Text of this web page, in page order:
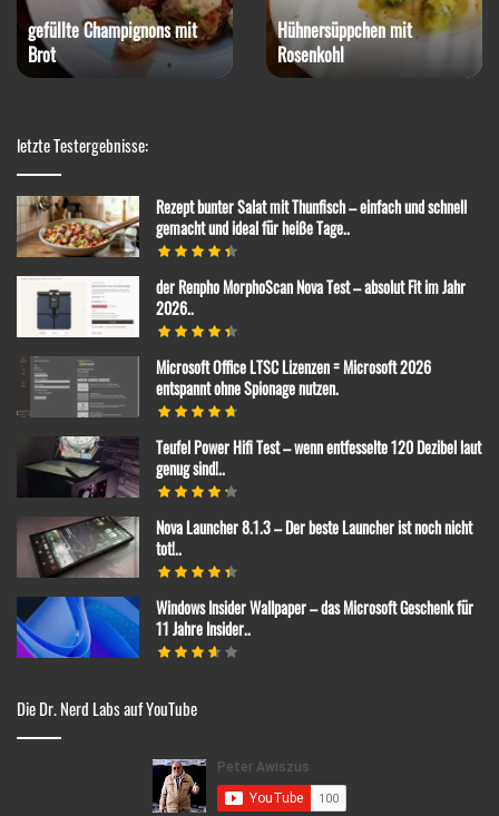
gefüllte Champignons mit
Brot
Hühnersüppchen mit
Rosenkohl
letzte Testergebnisse:
Rezept bunter Salat mit Thunfisch – einfach und schnell
gemacht und ideal für heiße Tage..
der Renpho MorphoScan Nova Test – absolut Fit im Jahr
2026..
Microsoft Office LTSC Lizenzen = Microsoft 2026
entspannt ohne Spionage nutzen.
Teufel Power Hifi Test – wenn entfesselte 120 Dezibel laut
genug sind!..
Nova Launcher 8.1.3 – Der beste Launcher ist noch nicht
tot!..
Windows Insider Wallpaper – das Microsoft Geschenk für
11 Jahre Insider..
Die Dr. Nerd Labs auf YouTube